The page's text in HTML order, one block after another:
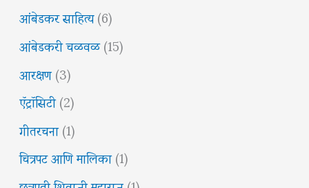
आंबेडकर साहित्य(6)
आंबेडकरी चळवळ(15)
आरक्षण(3)
ऍट्रॉसिटी(2)
गीतरचना(1)
चित्रपट आणि मालिका(1)